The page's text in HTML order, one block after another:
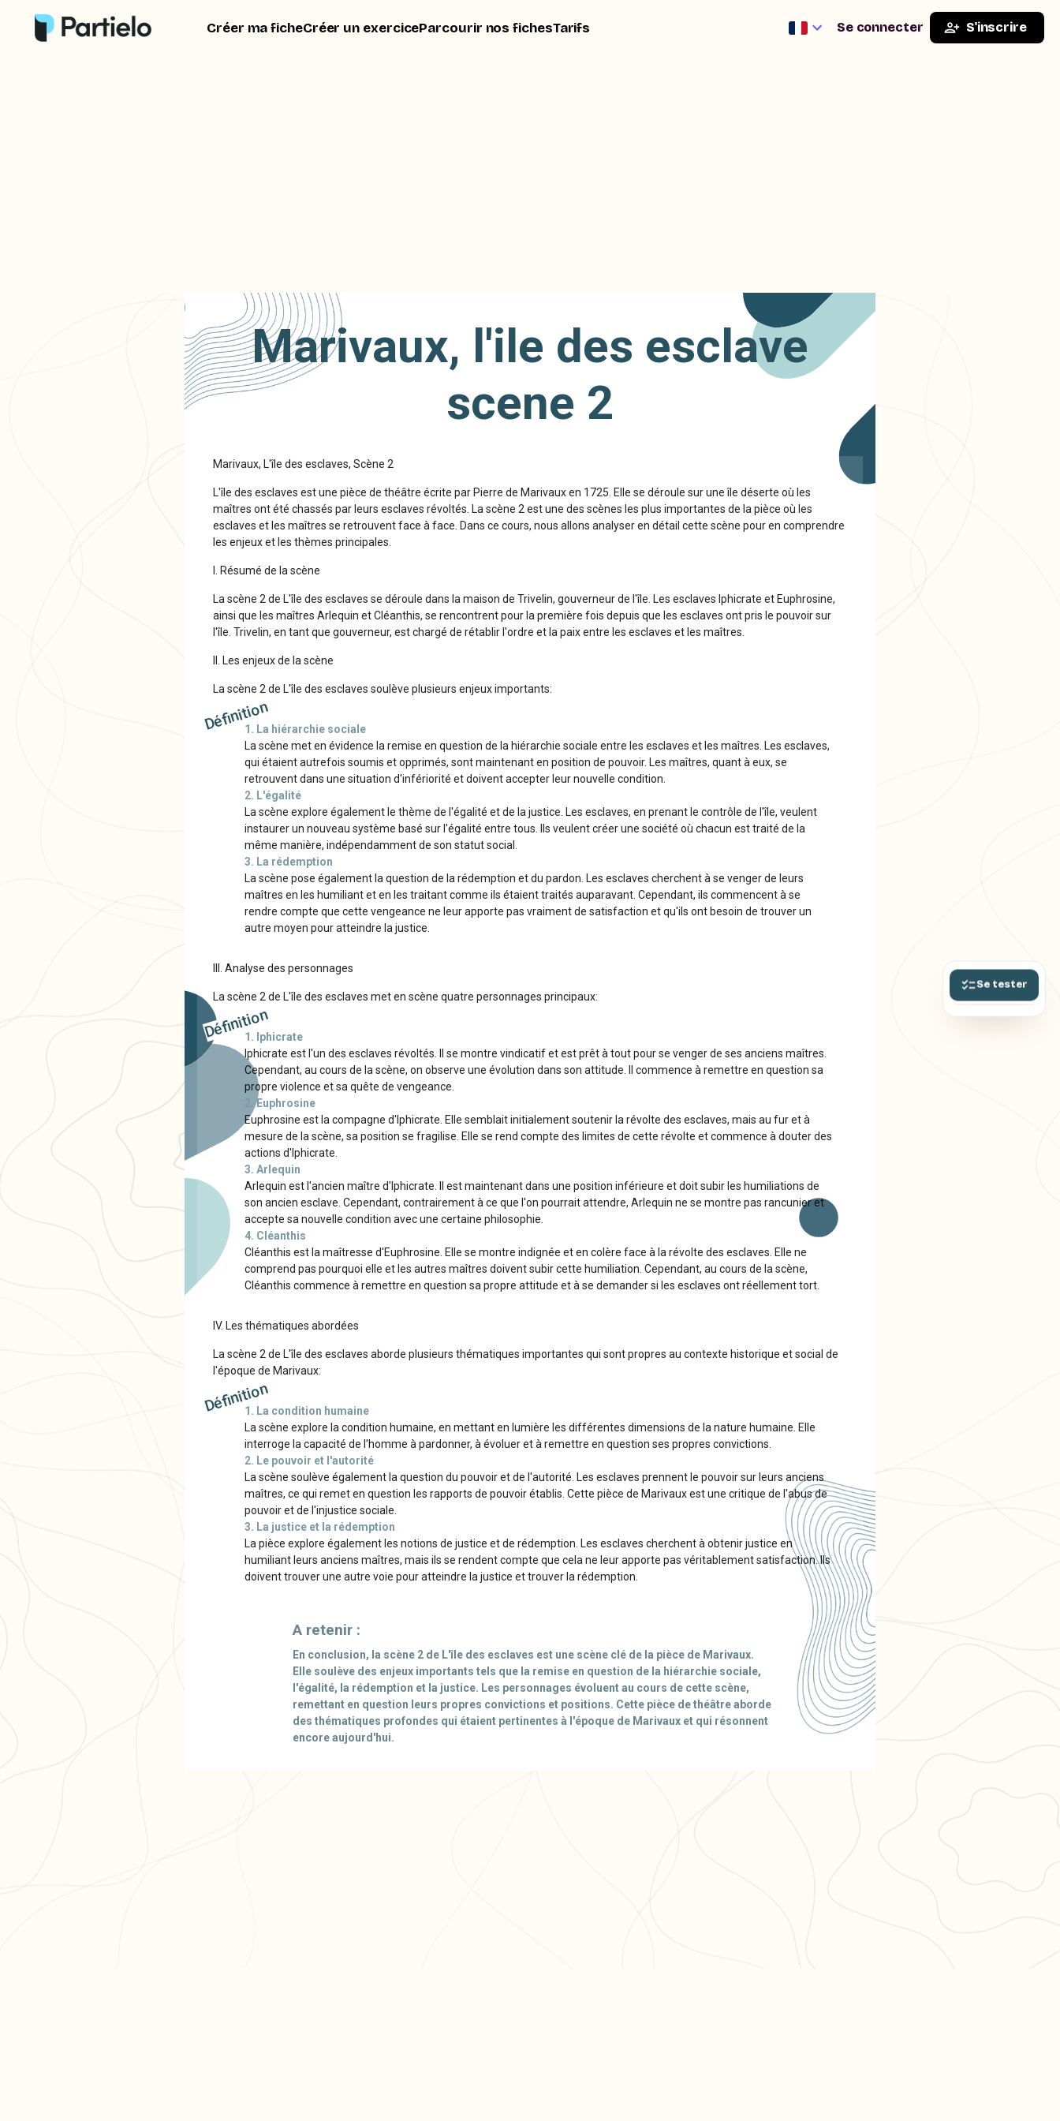
Créer ma ficheCréer un exerciceParcourir nos fichesTarifs Se connecter S'inscrire
Se tester
Marivaux, l'ile des esclave
scene 2
Marivaux, L'île des esclaves, Scène 2
L'île des esclaves est une pièce de théâtre écrite par Pierre de Marivaux en 1725. Elle se déroule sur une île déserte où les
maîtres ont été chassés par leurs esclaves révoltés. La scène 2 est une des scènes les plus importantes de la pièce où les
esclaves et les maîtres se retrouvent face à face. Dans ce cours, nous allons analyser en détail cette scène pour en comprendre
les enjeux et les thèmes principales.
I. Résumé de la scène
La scène 2 de L'île des esclaves se déroule dans la maison de Trivelin, gouverneur de l'île. Les esclaves Iphicrate et Euphrosine,
ainsi que les maîtres Arlequin et Cléanthis, se rencontrent pour la première fois depuis que les esclaves ont pris le pouvoir sur
l'île. Trivelin, en tant que gouverneur, est chargé de rétablir l'ordre et la paix entre les esclaves et les maîtres.
II. Les enjeux de la scène
La scène 2 de L'île des esclaves soulève plusieurs enjeux importants:
Définition1. La hiérarchie sociale
La scène met en évidence la remise en question de la hiérarchie sociale entre les esclaves et les maîtres. Les esclaves,
qui étaient autrefois soumis et opprimés, sont maintenant en position de pouvoir. Les maîtres, quant à eux, se
retrouvent dans une situation d'infériorité et doivent accepter leur nouvelle condition.
2. L'égalité
La scène explore également le thème de l'égalité et de la justice. Les esclaves, en prenant le contrôle de l'île, veulent
instaurer un nouveau système basé sur l'égalité entre tous. Ils veulent créer une société où chacun est traité de la
même manière, indépendamment de son statut social.
3. La rédemption
La scène pose également la question de la rédemption et du pardon. Les esclaves cherchent à se venger de leurs
maîtres en les humiliant et en les traitant comme ils étaient traités auparavant. Cependant, ils commencent à se
rendre compte que cette vengeance ne leur apporte pas vraiment de satisfaction et qu'ils ont besoin de trouver un
autre moyen pour atteindre la justice.
III. Analyse des personnages
La scène 2 de L'île des esclaves met en scène quatre personnages principaux:
Définition1. Iphicrate
Iphicrate est l'un des esclaves révoltés. Il se montre vindicatif et est prêt à tout pour se venger de ses anciens maîtres.
Cependant, au cours de la scène, on observe une évolution dans son attitude. Il commence à remettre en question sa
propre violence et sa quête de vengeance.
2. Euphrosine
Euphrosine est la compagne d'Iphicrate. Elle semblait initialement soutenir la révolte des esclaves, mais au fur et à
mesure de la scène, sa position se fragilise. Elle se rend compte des limites de cette révolte et commence à douter des
actions d'Iphicrate.
3. Arlequin
Arlequin est l'ancien maître d'Iphicrate. Il est maintenant dans une position inférieure et doit subir les humiliations de
son ancien esclave. Cependant, contrairement à ce que l'on pourrait attendre, Arlequin ne se montre pas rancunier et
accepte sa nouvelle condition avec une certaine philosophie.
4. Cléanthis
Cléanthis est la maîtresse d'Euphrosine. Elle se montre indignée et en colère face à la révolte des esclaves. Elle ne
comprend pas pourquoi elle et les autres maîtres doivent subir cette humiliation. Cependant, au cours de la scène,
Cléanthis commence à remettre en question sa propre attitude et à se demander si les esclaves ont réellement tort.
IV. Les thématiques abordées
La scène 2 de L'île des esclaves aborde plusieurs thématiques importantes qui sont propres au contexte historique et social de
l'époque de Marivaux:
Définition1. La condition humaine
La scène explore la condition humaine, en mettant en lumière les différentes dimensions de la nature humaine. Elle
interroge la capacité de l'homme à pardonner, à évoluer et à remettre en question ses propres convictions.
2. Le pouvoir et l'autorité
La scène soulève également la question du pouvoir et de l'autorité. Les esclaves prennent le pouvoir sur leurs anciens
maîtres, ce qui remet en question les rapports de pouvoir établis. Cette pièce de Marivaux est une critique de l'abus de
pouvoir et de l'injustice sociale.
3. La justice et la rédemption
La pièce explore également les notions de justice et de rédemption. Les esclaves cherchent à obtenir justice en
humiliant leurs anciens maîtres, mais ils se rendent compte que cela ne leur apporte pas véritablement satisfaction. Ils
doivent trouver une autre voie pour atteindre la justice et trouver la rédemption.
A retenir :
En conclusion, la scène 2 de L'île des esclaves est une scène clé de la pièce de Marivaux.
Elle soulève des enjeux importants tels que la remise en question de la hiérarchie sociale,
l'égalité, la rédemption et la justice. Les personnages évoluent au cours de cette scène,
remettant en question leurs propres convictions et positions. Cette pièce de théâtre aborde
des thématiques profondes qui étaient pertinentes à l'époque de Marivaux et qui résonnent
encore aujourd'hui.